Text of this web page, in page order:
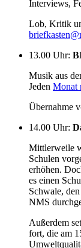
Interviews,
Lob, Kritik
13.00 Uhr:
Musik aus
Jeden Monat
Übernahme
14.00 Uhr:
Mittlerweile
Schulen
erhöhen.
es einen
Schwale,
NMS
Außerdem
fort, die am